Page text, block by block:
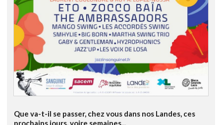
Que va-t-il se passer, chez vous dans nos Landes, ces
prochains jours, voire semaines...